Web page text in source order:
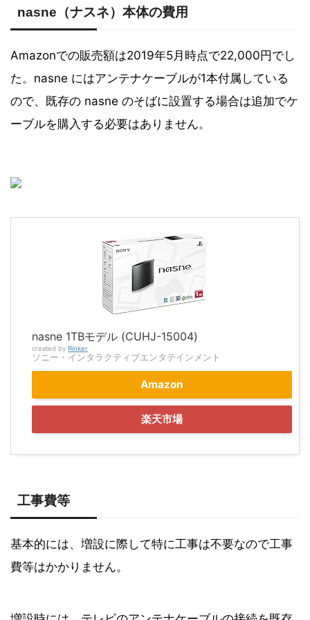
nasne（ナスネ）本体の費用
Amazonでの販売額は2019年5月時点で22,000円でし
た。nasne にはアンテナケーブルが1本付属している
ので、既存の nasne のそばに設置する場合は追加でケ
ーブルを購入する必要はありません。
nasne 1TBモデル (CUHJ-15004)
created by Rinker
ソニー・インタラクティブエンタテインメント
Amazon
楽天市場
工事費等
基本的には、増設に際して特に工事は不要なので工事
費等はかかりません。